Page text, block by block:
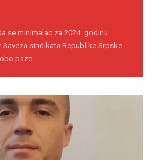
se minimalac za 2024. godinu
Saveza sindikata Republike Srpske
paze ...